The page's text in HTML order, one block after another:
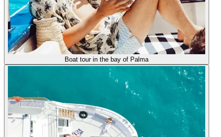
Boat tour in the bay of Palma